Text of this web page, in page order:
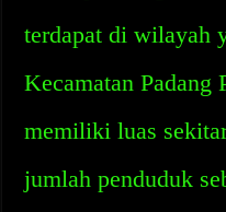
terdapat di wilayah
Kecamatan Padang
memiliki luas
jumlah penduduk